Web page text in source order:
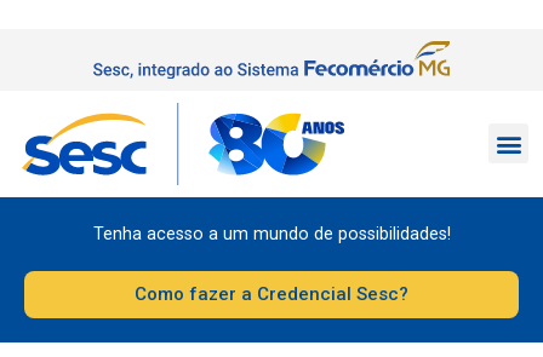
Tenha acesso a um mundo de possibilidades!
Como fazer a Credencial Sesc?